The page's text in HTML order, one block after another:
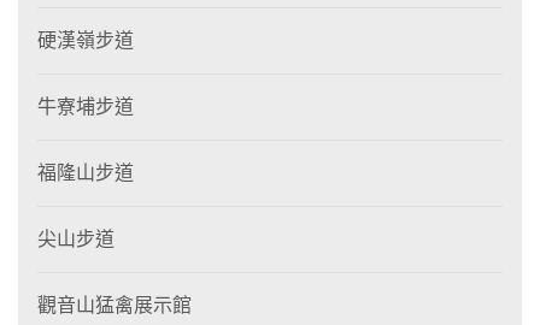
硬漢嶺步道
牛寮埔步道
福隆山步道
尖山步道
觀音山猛禽展示館